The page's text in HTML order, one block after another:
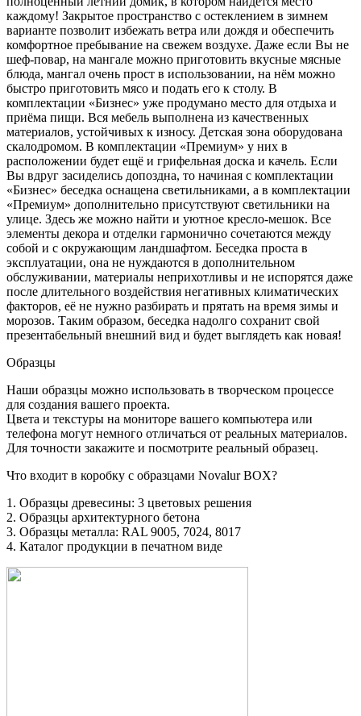
каждому! Закрытое пространство с остеклением в зимнем
варианте позволит избежать ветра или дождя и обеспечить
комфортное пребывание на свежем воздухе. Даже если Вы не
шеф-повар, на мангале можно приготовить вкусные мясные
блюда, мангал очень прост в использовании, на нём можно
быстро приготовить мясо и подать его к столу. В
комплектации «Бизнес» уже продумано место для отдыха и
приёма пищи. Вся мебель выполнена из качественных
материалов, устойчивых к износу. Детская зона оборудована
скалодромом. В комплектации «Премиум» у них в
расположении будет ещё и грифельная доска и качель. Если
Вы вдруг засиделись допоздна, то начиная с комплектации
«Бизнес» беседка оснащена светильниками, а в комплектации
«Премиум» дополнительно присутствуют светильники на
улице. Здесь же можно найти и уютное кресло-мешок. Все
элементы декора и отделки гармонично сочетаются между
собой и с окружающим ландшафтом. Беседка проста в
эксплуатации, она не нуждаются в дополнительном
обслуживании, материалы неприхотливы и не испорятся даже
после длительного воздействия негативных климатических
факторов, её не нужно разбирать и прятать на время зимы и
морозов. Таким образом, беседка надолго сохранит свой
презентабельный внешний вид и будет выглядеть как новая!
Образцы
Наши образцы можно использовать в творческом процессе
для создания вашего проекта.
Цвета и текстуры на мониторе вашего компьютера или
телефона могут немного отличаться от реальных материалов.
Для точности закажите и посмотрите реальный образец.
Что входит в коробку с образцами Novalur BOX?
1. Образцы древесины: 3 цветовых решения
2. Образцы архитектурного бетона
3. Образцы металла: RAL 9005, 7024, 8017
4. Каталог продукции в печатном виде